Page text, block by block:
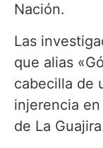
Nación.
Las
que alias
cabecilla de
injerencia
de La